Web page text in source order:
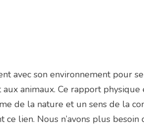
avec son environnement pour
animaux. Ce rapport
de la nature et un sens de la
lien. Nous n’avons plus besoin